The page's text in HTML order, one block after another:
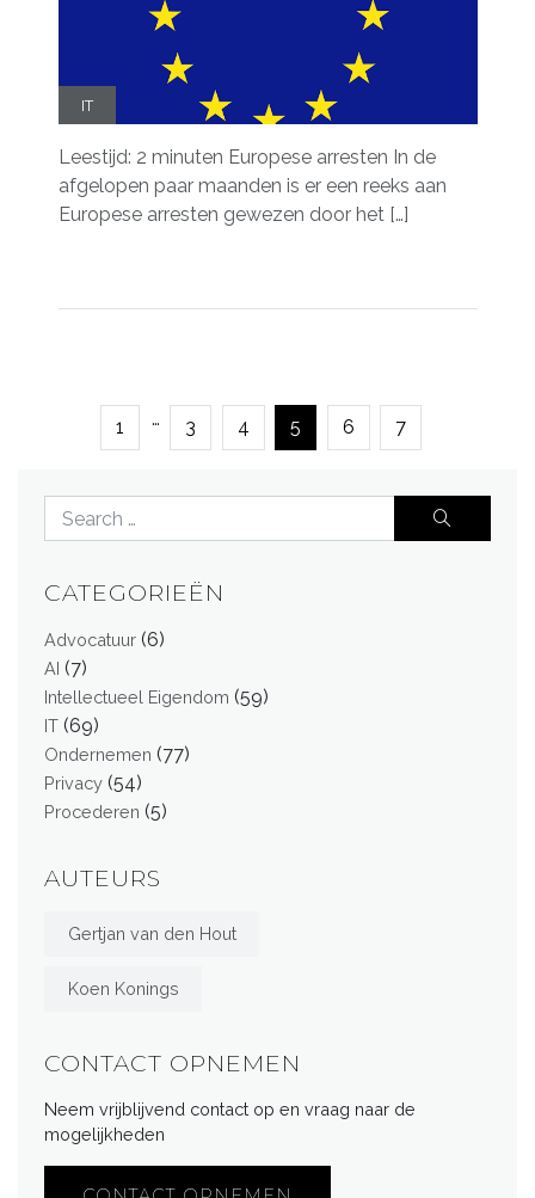
IT
Leestijd: 2 minuten Europese arresten In de
afgelopen paar maanden is er een reeks aan
Europese arresten gewezen door het […]
1 … 3 4 5 6 7
CATEGORIEËN
Advocatuur (6)
AI (7)
Intellectueel Eigendom (59)
IT (69)
Ondernemen (77)
Privacy (54)
Procederen (5)
AUTEURS
Gertjan van den Hout
Koen Konings
CONTACT OPNEMEN
Neem vrijblijvend contact op en vraag naar de
mogelijkheden